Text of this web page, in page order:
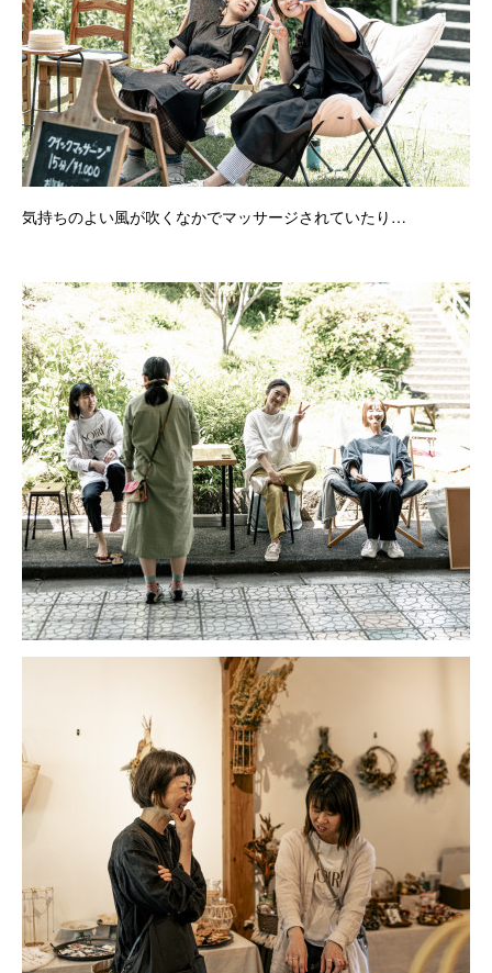
気持ちのよい風が吹くなかでマッサージされていたり…